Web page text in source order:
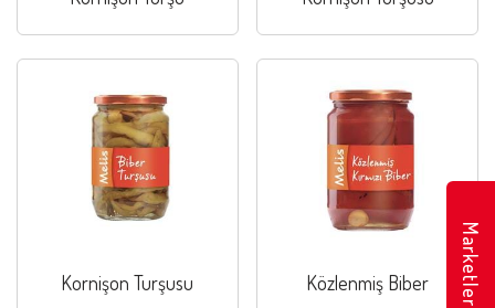
Kornişon Turşusu Közlenmiş Biber Marketler